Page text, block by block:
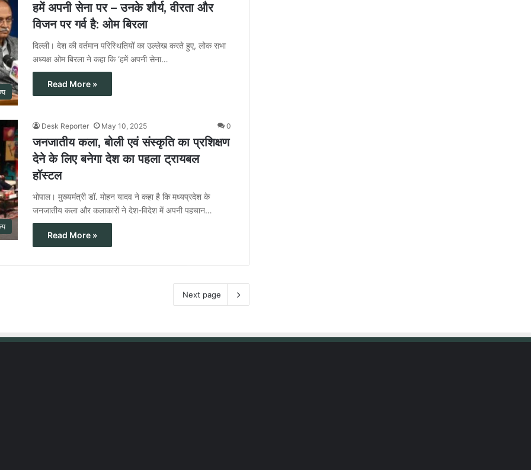
हमें अपनी सेना पर – उनके शौर्य, वीरता और
विजन पर गर्व है: ओम बिरला
दिल्ली। देश की वर्तमान परिस्थितियों का उल्लेख करते हुए, लोक सभा
अध्यक्ष ओम बिरला ने कहा कि ‘हमें अपनी सेना…
Read More »
Desk Reporter May 10, 2025 0
जनजातीय कला, बोली एवं संस्कृति का प्रशिक्षण
देने के लिए बनेगा देश का पहला ट्रायबल
हॉस्टल
भोपाल। मुख्यमंत्री डॉ. मोहन यादव ने कहा है कि मध्यप्रदेश के
जनजातीय कला और कलाकारों ने देश-विदेश में अपनी पहचान…
Read More »
Next page